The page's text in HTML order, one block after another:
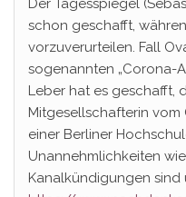
Der Tagesspiegel
schon geschafft,
vorzuverurteilen. Fall
sogenannten „Corona-
Leber hat es geschafft,
Mitgesellschafterin vom
einer Berliner
Unannehmlichkeiten
Kanalkündigungen sind